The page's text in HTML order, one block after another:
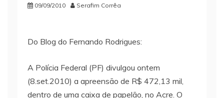
09/09/2010 Serafim Corrêa
Do Blog do Fernando Rodrigues:
A Polícia Federal (PF) divulgou ontem
(8.set.2010) a apreensão de R$ 472,13 mil,
dentro de uma caixa de papelão, no Acre. O